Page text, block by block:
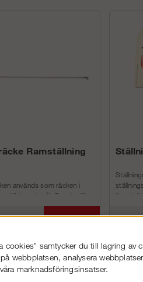
Ramställning
används som räcken i
i stål. Om du vill
ställning med 1 m så...
för att
regler
cookies" samtycker du till lagring av
webbplatsen, analysera
marknadsföringsinsatser.